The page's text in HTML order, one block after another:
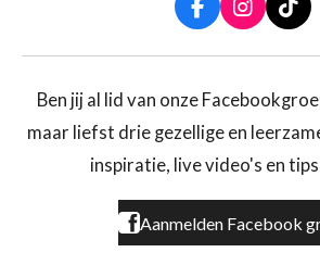
F
a
c
b
o
k
I
n
s
a
r
a
T
i
k
o
Ben jij al lid van onze
maar liefst drie gezellige en
inspiratie, live video's en
Aanmelden Facebook